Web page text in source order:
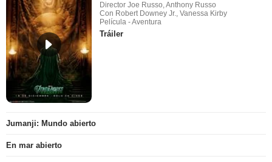
Director Joe Russo, Anthony Russo
Con Robert Downey Jr., Vanessa Kirby
Película - Aventura
Tráiler
Jumanji: Mundo abierto
En mar abierto